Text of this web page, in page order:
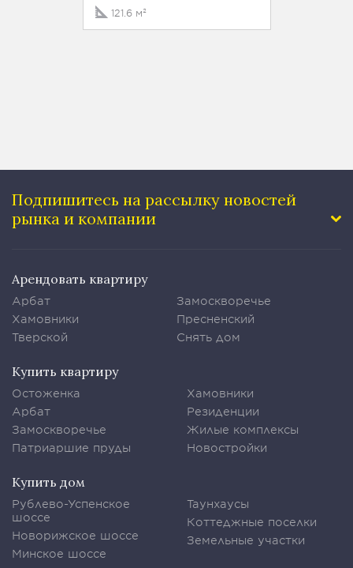
121.6 м²
Подпишитесь на рассылку новостей
рынка и компании
Арендовать квартиру
Арбат
Хамовники
Тверской
Замоскворечье
Пресненский
Снять дом
Купить квартиру
Остоженка
Арбат
Замоскворечье
Патриаршие пруды
Хамовники
Резиденции
Жилые комплексы
Новостройки
Купить дом
Рублево-Успенское
шоссе
Новорижское шоссе
Минское шоссе
Таунхаусы
Коттеджные поселки
Земельные участки